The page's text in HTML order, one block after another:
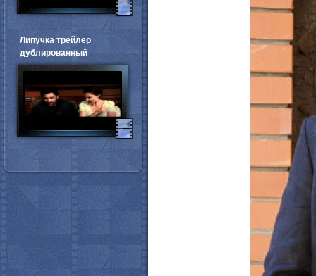
Липучка трейлер
дублированный